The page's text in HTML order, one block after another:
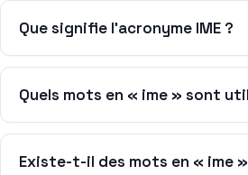
Que signifie l’acronyme IME ?
Quels mots en « ime » sont
Existe-t-il des mots en « ime